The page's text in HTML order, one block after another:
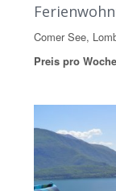
Comer See,
Preis pro Woche